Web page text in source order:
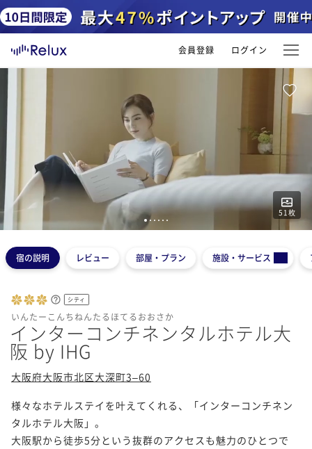
会員登録 ログイン
51 枚
1 2 3 4 5 6
宿の説明 レビュー 部屋・プラン 施設・サービス
シティ
いんたーこんちねんたるほてるおおさか
インターコンチネンタルホテル大
阪 by IHG
大阪府大阪市北区大深町3–60
様々なホテルステイを叶えてくれる、「インターコンチネン
タルホテル大阪」。
大阪駅から徒歩5分という抜群のアクセスも魅力のひとつで